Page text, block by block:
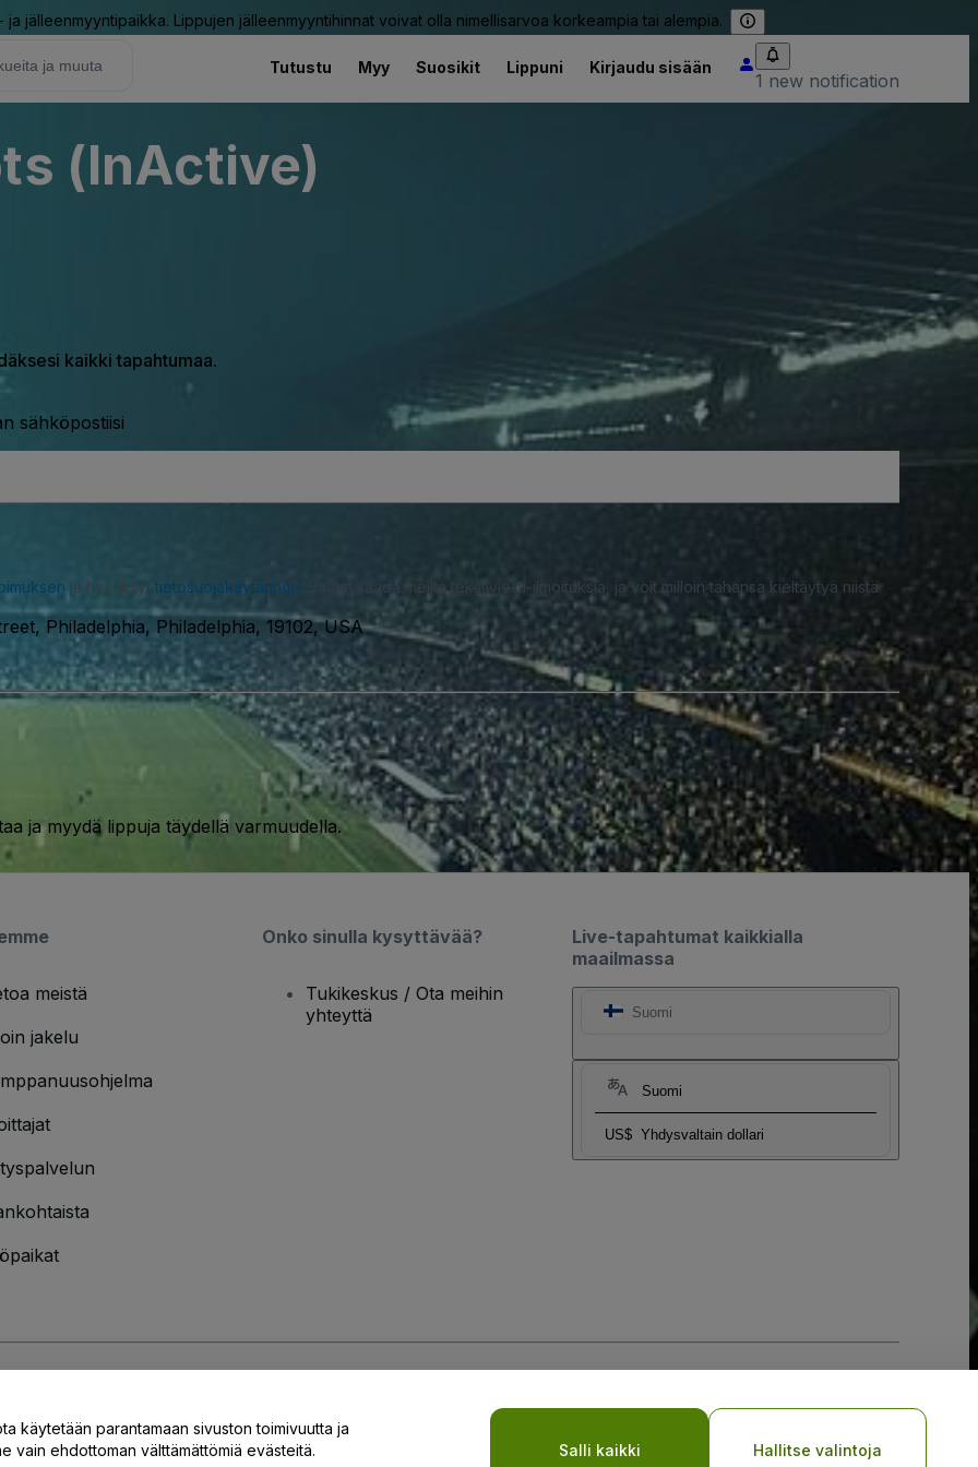
ja jälleenmyyntipaikka. Lippujen jälleenmyyntihinnat voivat olla nimellisarvoa korkeampia tai alempia.
Tutustu Myy Suosikit Lippuni Kirjaudu sisään
1 new notification
(InActive)
kaikki tapahtumaa.
sähköpostiisi
ja hyväksyt tietosuojakäytännön . Saatat saada meiltä tekstiviesti-ilmoituksia, ja voit milloin tahansa kieltäytyä niistä.
Philadelphia, Philadelphia, 19102, USA
ja myydä lippuja täydellä varmuudella.
Live-tapahtumat kaikkialla
maailmassa
Suomi
Suomi
US$ Yhdysvaltain dollari
meistä
jakelu
Onko sinulla kysyttävää?
Tukikeskus / Ota meihin
yhteyttä
käytetään parantamaan sivuston toimivuutta ja
vain ehdottoman välttämättömiä evästeitä.
Salli kaikki Hallitse valintoja